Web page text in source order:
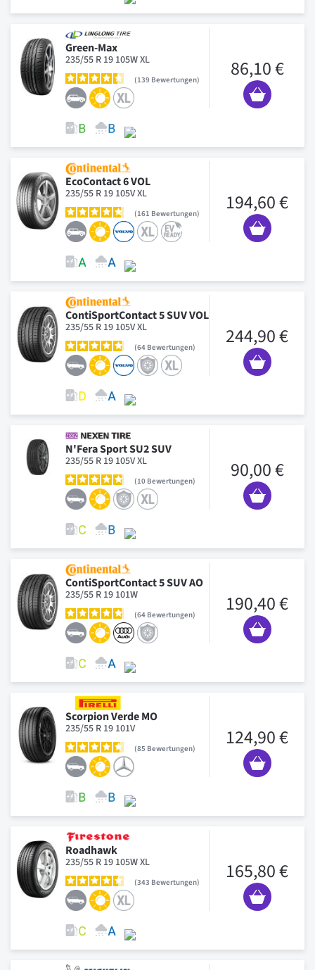
Green-Max
235/55 R 19 105W XL
139 Bewertungen 86,10 €
EcoContact 6 VOL
235/55 R 19 105V XL
161 Bewertungen 194,60 €
ContiSportContact 5 SUV VOL
235/55 R 19 105V XL
64 Bewertungen 244,90 €
N'Fera Sport SU2 SUV
235/55 R 19 105V XL
10 Bewertungen 90,00 €
ContiSportContact 5 SUV AO
235/55 R 19 101W
64 Bewertungen 190,40 €
Scorpion Verde MO
235/55 R 19 101V
85 Bewertungen 124,90 €
Roadhawk
235/55 R 19 105W XL
343 Bewertungen 165,80 €